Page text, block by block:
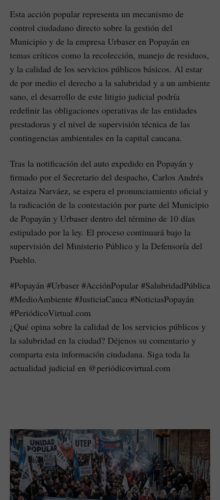
Esta acción popular representa un mecanismo de
control ciudadano directo sobre la gestión del
Municipio y de la empresa Urbaser en Popayán en
temas críticos como la recolección, manejo de residuos,
y la calidad de los servicios públicos básicos. Al estar
de por medio el derecho a la salubridad y a un ambiente
sano, el desarrollo de este litigio judicial podría
redefinir las obligaciones operativas de las entidades
prestadoras y el nivel de supervisión técnica de las
contingencias ambientales en la capital caucana.
Tras la notificación del auto expedido en Popayán y
firmado por el Secretario del despacho, Carlos Andrés
Astaiza Narváez, se espera el pronunciamiento oficial y
la radicación de la contestación por parte del Municipio
de Popayán y Urbaser dentro del término de 10 días
estipulado por la ley. El proceso continuará bajo la
supervisión del Ministerio Público y la Defensoría del
Pueblo.
#Popayán #Urbaser #AcciónPopular #SalubridadPública
#MedioAmbiente #JusticiaCauca #NoticiasPopayán
#PeriódicoVirtual.com
¿Qué opina sobre la calidad de los servicios públicos y
la salubridad en la ciudad? Déjenos su comentario y
comparta esta información ciudadana. Siga toda la
actualidad judicial en @periódicovirtual.com